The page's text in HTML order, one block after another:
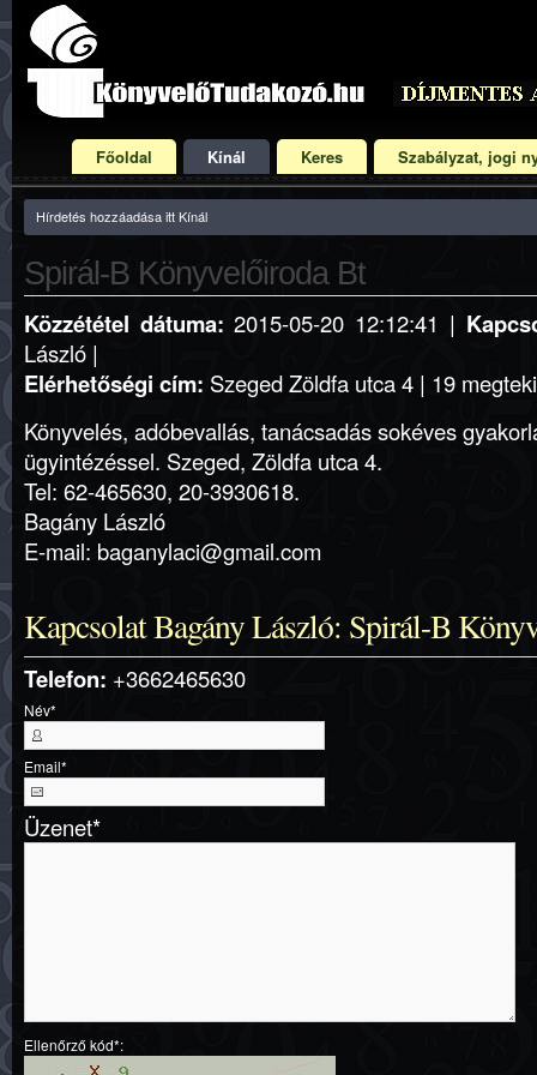
Főoldal Kínál Keres Szabályzat, jogi
Hírdetés hozzáadása itt Kínál
Spirál-B Könyvelőiroda Bt
Közzététel dátuma: 2015-05-20 12:12:41 |
László |
Elérhetőségi cím: Szeged Zöldfa utca 4 | 19
Könyvelés, adóbevallás, tanácsadás sokéves
ügyintézéssel. Szeged, Zöldfa utca 4.
Tel: 62-465630, 20-3930618.
Bagány László
E-mail: baganylaci@gmail.com
Kapcsolat Bagány László: Spirál-B
Telefon: +3662465630
Név*
Email*
Üzenet*
Ellenőrző kód*: